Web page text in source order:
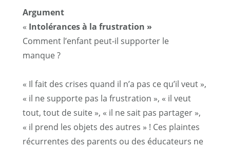
Argument
« Intolérances à la frustration »
Comment l’enfant peut-il supporter le
manque ?
« Il fait des crises quand il n’a pas ce qu’il veut »,
« il ne supporte pas la frustration », « il veut
tout, tout de suite », « il ne sait pas partager »,
« il prend les objets des autres » ! Ces plaintes
récurrentes des parents ou des éducateurs ne